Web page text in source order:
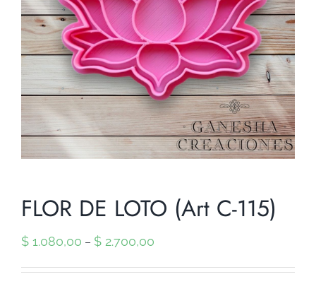
FLOR DE LOTO (Art C-115)
$ 1.080,00 – $ 2.700,00